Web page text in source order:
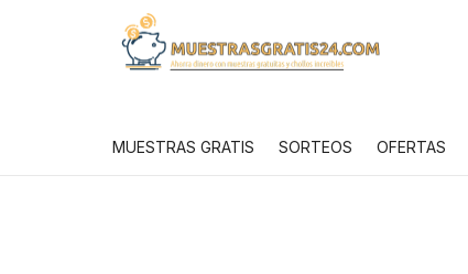
MUESTRAS GRATIS SORTEOS OFERTAS